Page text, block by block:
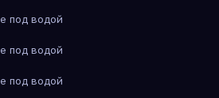
под водой
под водой
под водой